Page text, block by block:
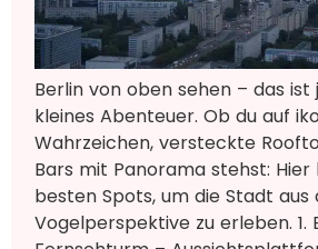
Berlin von oben sehen – das ist
kleines Abenteuer. Ob du auf
Wahrzeichen, versteckte
Bars mit Panorama stehst: Hier
besten Spots, um die Stadt aus
Vogelperspektive zu erleben. 1.